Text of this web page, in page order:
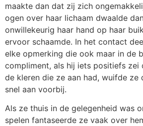
maakte dan dat zij zich
ogen over haar lichaam dwaalde
onwillekeurig haar hand op haar
ervoor schaamde. In het contact
elke opmerking die ook maar in de
compliment, als hij iets positiefs zei
de kleren die ze aan had, wuifde ze
snel aan voorbij.
Als ze thuis in de gelegenheid was
spelen fantaseerde ze vaak over